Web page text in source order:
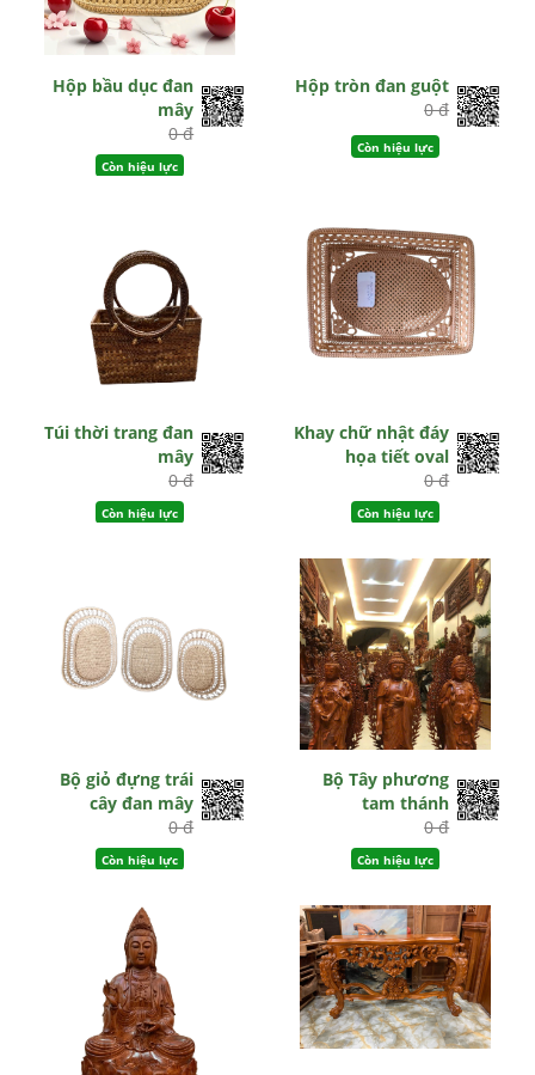
Hộp bầu dục đan
mây
0 đ
Còn hiệu lực
Hộp tròn đan guột
0 đ
Còn hiệu lực
Túi thời trang đan
mây
0 đ
Còn hiệu lực
Khay chữ nhật đáy
họa tiết oval
0 đ
Còn hiệu lực
Bộ giỏ đựng trái
cây đan mây
0 đ
Còn hiệu lực
Bộ Tây phương
tam thánh
0 đ
Còn hiệu lực